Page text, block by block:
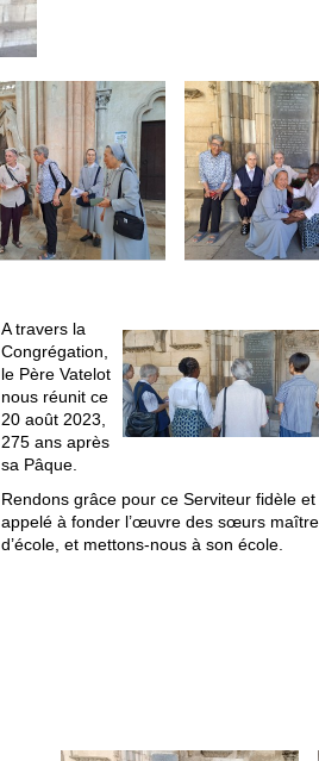
A travers la
Congrégation,
le Père Vatelot
nous réunit ce
20 août 2023,
275 ans après
sa Pâque.
Rendons grâce pour ce Serviteur fidèle et
appelé à fonder l’œuvre des sœurs
d’école, et mettons-nous à son école.